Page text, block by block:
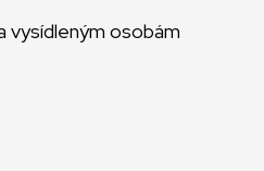
vysídleným osobám